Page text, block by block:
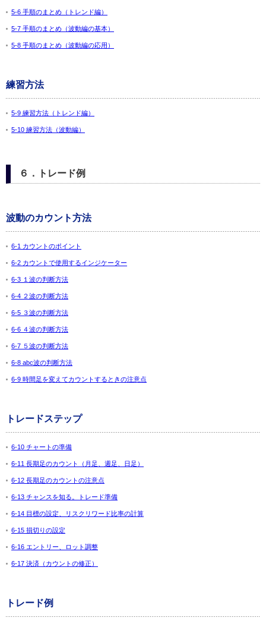
5-6 手順のまとめ（トレンド編）
5-7 手順のまとめ（波動編の基本）
5-8 手順のまとめ（波動編の応用）
練習方法
5-9 練習方法（トレンド編）
5-10 練習方法（波動編）
６．トレード例
波動のカウント方法
6-1 カウントのポイント
6-2 カウントで使用するインジケーター
6-3 １波の判断方法
6-4 ２波の判断方法
6-5 ３波の判断方法
6-6 ４波の判断方法
6-7 ５波の判断方法
6-8 abc波の判断方法
6-9 時間足を変えてカウントするときの注意点
トレードステップ
6-10 チャートの準備
6-11 長期足のカウント（月足、週足、日足）
6-12 長期足のカウントの注意点
6-13 チャンスを知る。トレード準備
6-14 目標の設定、リスクリワード比率の計算
6-15 損切りの設定
6-16 エントリー、ロット調整
6-17 決済（カウントの修正）
トレード例